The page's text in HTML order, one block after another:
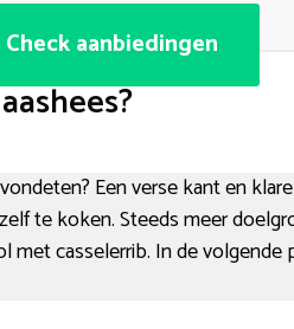
Check aanbiedingen
Een verse kant en
te koken. Steeds meer
casselerrib. In de volgende